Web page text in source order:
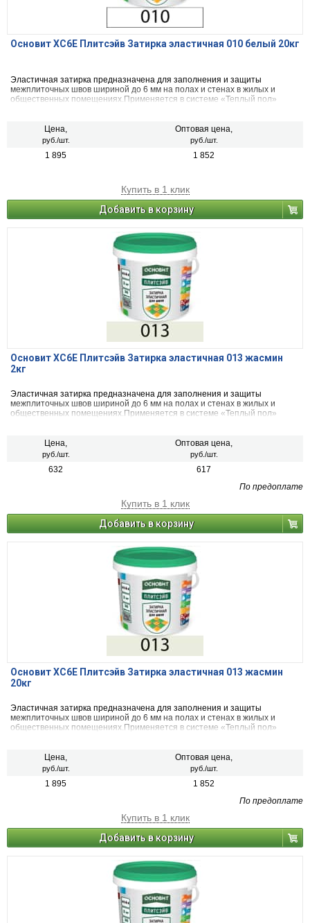
Основит ХС6Е Плитсэйв Затирка эластичная 010 белый 20кг
Эластичная затирка предназначена для заполнения и защиты
межплиточных швов шириной до 6 мм на полах и стенах в жилых и
общественных помещениях.Применяется в системе «Теплый пол»
Цена,
руб./шт.
Оптовая цена,
руб./шт.
1 895 1 852
Купить в 1 клик
Добавить в корзину
Основит ХС6Е Плитсэйв Затирка эластичная 013 жасмин
2кг
Эластичная затирка предназначена для заполнения и защиты
межплиточных швов шириной до 6 мм на полах и стенах в жилых и
общественных помещениях.Применяется в системе «Теплый пол»
Цена,
руб./шт.
Оптовая цена,
руб./шт.
632
617
По предоплате
Купить в 1 клик
Добавить в корзину
Основит ХС6Е Плитсэйв Затирка эластичная 013 жасмин
20кг
Эластичная затирка предназначена для заполнения и защиты
межплиточных швов шириной до 6 мм на полах и стенах в жилых и
общественных помещениях.Применяется в системе «Теплый пол»
Цена,
руб./шт.
Оптовая цена,
руб./шт.
1 895
1 852
По предоплате
Купить в 1 клик
Добавить в корзину